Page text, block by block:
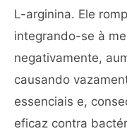
L-arginina. Ele
integrando-se à
negativamente,
causando
essenciais e,
eficaz contra